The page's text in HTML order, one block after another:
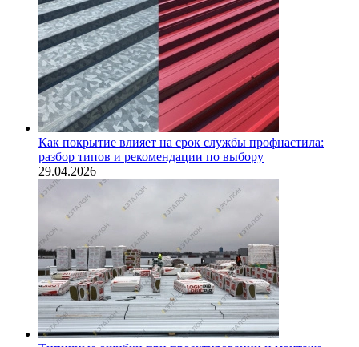
Как покрытие влияет на срок службы профнастила:
разбор типов и рекомендации по выбору
29.04.2026